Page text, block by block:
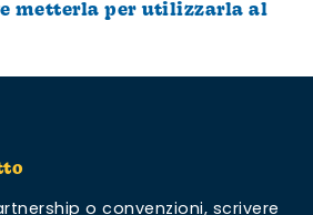
metterla per utilizzarla al
o convenzioni, scrivere